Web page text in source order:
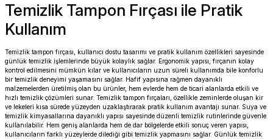
Temizlik Tampon Fırçası ile Pratik
Kullanım
Temizlik tampon fırçası, kullanıcı dostu tasarımı ve pratik kullanım özellikleri sayesinde
günlük temizlik işlemlerinde büyük kolaylık sağlar. Ergonomik yapısı, fırçanın kolay
kontrol edilmesini mümkün kılar ve kullanıcıların uzun süreli kullanımda bile konforlu
bir temizlik deneyimi yaşamasını sağlar. Hafif yapısına rağmen dayanıklı
malzemelerden üretilmiş olan bu ürünler, hem evlerde hem de ticari alanlarda etkili ve
hızlı temizlik çözümleri sunar. Temizlik tampon fırçaları, özellikle zeminlerde oluşan kir
ve lekeleri kısa sürede yüzeyden uzaklaştırarak pratik kullanım avantajı sunar. Suya ve
temizlik kimyasallarına dayanıklı yapısı sayesinde düzenli temizlik rutinlerinde güvenle
kullanılabilir. Hem geniş alanlarda hem de dar bölgelerde etkili sonuç veren yapısı,
kullanıcıların farklı yüzeylerde dilediği gibi temizlik yapmasını sağlar. Günlük temizlik